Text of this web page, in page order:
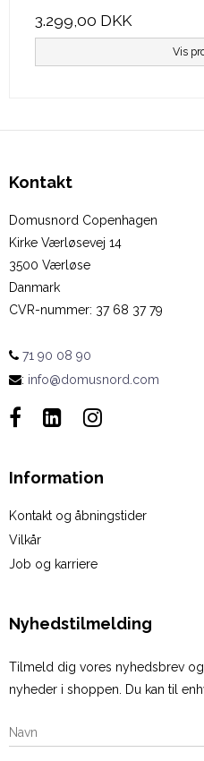
3.299,00 DKK
Vis
Kontakt
Domusnord Copenhagen
Kirke Værløsevej 14
3500 Værløse
Danmark
CVR-nummer: 37 68 37 79
71 90 08 90
: info@domusnord.com
Information
Kontakt og åbningstider
Vilkår
Job og karriere
Nyhedstilmelding
Tilmeld dig vores nyhedsbrev
nyheder i shoppen. Du kan til